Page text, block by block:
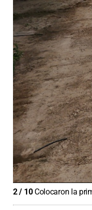
2/ 10 Colocaron la